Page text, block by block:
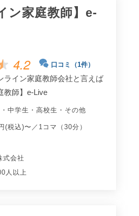
ン家庭教師】e-
4.2 口コミ（1件）
ライン家庭教師会社と言えば
教師】e-Live
・ 中学生 ・ 高校生 ・ その他
(税込)〜／1コマ（30分）
式会社
人以上